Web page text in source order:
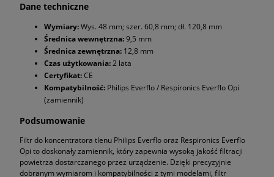
Dane techniczne
Wymiary:Wys. 48 mm; szer. 60,8 mm; dł. 120,8 mm
Średnica wewnętrzna:9,5 mm
Średnica zewnętrzna: 12,8 mm
Czas użytkowania:2 lata
Certyfikat:CE
Kompatybilność: Philips Everflo / Respironics Everflo Opi
(zamiennik)
Podsumowanie
Filtr do koncentratora tlenu Philips Everflo oraz Respironics Everflo
Opi to doskonały zamiennik, który zapewnia wysoką jakość filtracji
powietrza dostarczanego przez urządzenie. Dzięki precyzyjnie
dobranym wymiarom i kompatybilności z tymi modelami, filtr